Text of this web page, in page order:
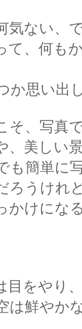
気ない、
て、何も
か思い出
そ、写真
、美しい
も簡単に
ろうけれ
かけに
目をやり
は鮮やか